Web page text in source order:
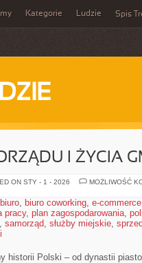
Kategorie Ludzie Spis
I ŻYCIA
ON STY - 1 - 2026
MOŻLIWOŚĆ
biuro, biuro coworking, e-commerce
pracy, plan zagospodarowania,
, samorząd, służby miejskie,
historii Polski – od dynastii